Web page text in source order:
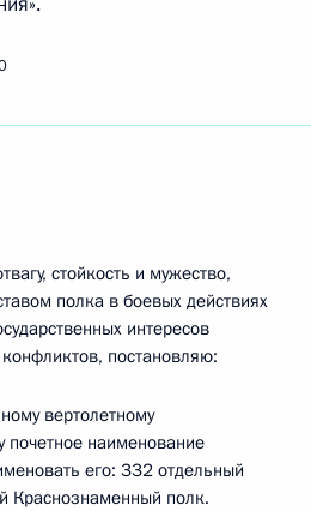
стойкость и мужество,
полка в боевых действиях
интересов
постановляю:
вертолетному
почетное наименование
его: 332 отдельный
Краснознаменный полк.